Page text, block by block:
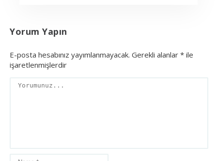
Yorum Yapın
E-posta hesabınız yayımlanmayacak. Gerekli alanlar * ile
işaretlenmişlerdir